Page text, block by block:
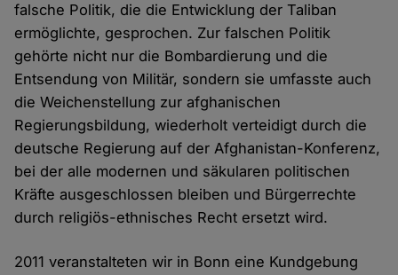
falsche Politik, die die Entwicklung der Taliban
ermöglichte, gesprochen. Zur falschen Politik
gehörte nicht nur die Bombardierung und die
Entsendung von Militär, sondern sie umfasste auch
die Weichenstellung zur afghanischen
Regierungsbildung, wiederholt verteidigt durch die
deutsche Regierung auf der Afghanistan-Konferenz,
bei der alle modernen und säkularen politischen
Kräfte ausgeschlossen bleiben und Bürgerrechte
durch religiös-ethnisches Recht ersetzt wird.
2011 veranstalteten wir in Bonn eine Kundgebung